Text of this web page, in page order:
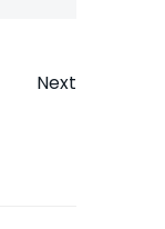
Next